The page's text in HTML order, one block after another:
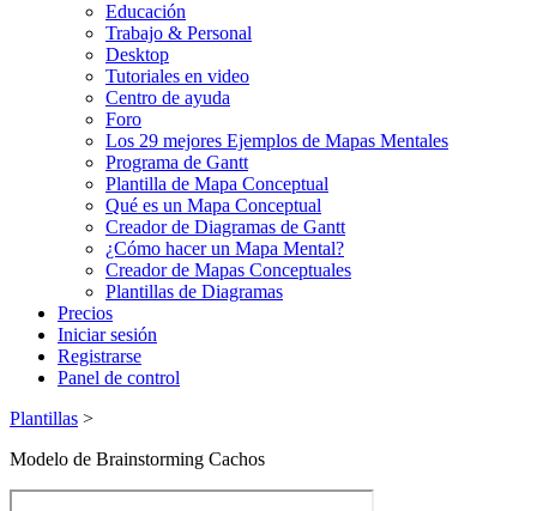
Educación
Trabajo & Personal
Desktop
Tutoriales en video
Centro de ayuda
Foro
Los 29 mejores Ejemplos de Mapas Mentales
Programa de Gantt
Plantilla de Mapa Conceptual
Qué es un Mapa Conceptual
Creador de Diagramas de Gantt
¿Cómo hacer un Mapa Mental?
Creador de Mapas Conceptuales
Plantillas de Diagramas
Precios
Iniciar sesión
Registrarse
Panel de control
Plantillas >
Modelo de Brainstorming Cachos